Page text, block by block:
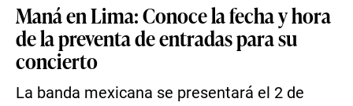
Maná en Lima: Conoce la fecha y hora
de la preventa de entradas para su
concierto
La banda mexicana se presentará el 2 de